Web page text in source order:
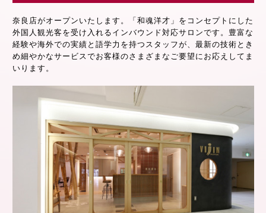
奈良店がオープンいたします。「和魂洋才」をコンセプトにした
外国人観光客を受け入れるインバウンド対応サロンです。豊富な
経験や海外での実績と語学力を持つスタッフが、最新の技術とき
め細やかなサービスでお客様のさまざまなご要望にお応えしてま
いります。